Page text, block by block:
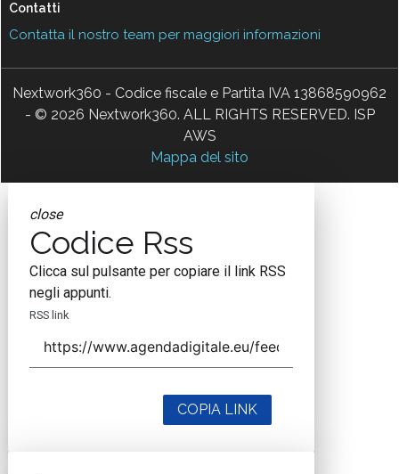
Contatti
Contatta il nostro team per maggiori informazioni
Nextwork360 - Codice fiscale e Partita IVA 13868590962
- © 2026 Nextwork360. ALL RIGHTS RESERVED. ISP
AWS
Mappa del sito
close
Codice Rss
Clicca sul pulsante per copiare il link RSS
negli appunti.
RSS link
COPIA LINK